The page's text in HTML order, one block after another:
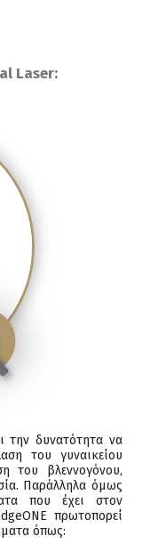
Laser:
την δυνατότητα να
του γυναικείου
του βλεννογόνου,
Παράλληλα όμως
που έχει στον
πρωτοπορεί
όπως: